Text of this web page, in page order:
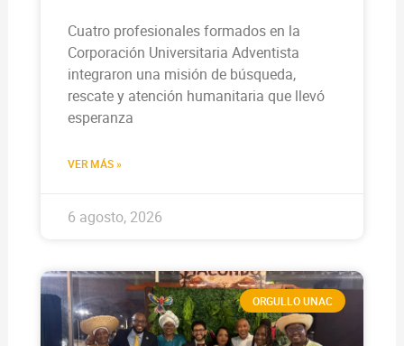
Cuatro profesionales formados en la
Corporación Universitaria Adventista
integraron una misión de búsqueda,
rescate y atención humanitaria que llevó
esperanza
VER MÁS »
6 agosto, 2026
ORGULLO UNAC